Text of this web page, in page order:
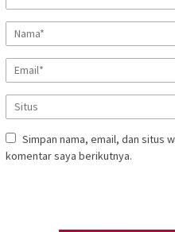
Simpan nama, email, dan situs
komentar saya berikutnya.